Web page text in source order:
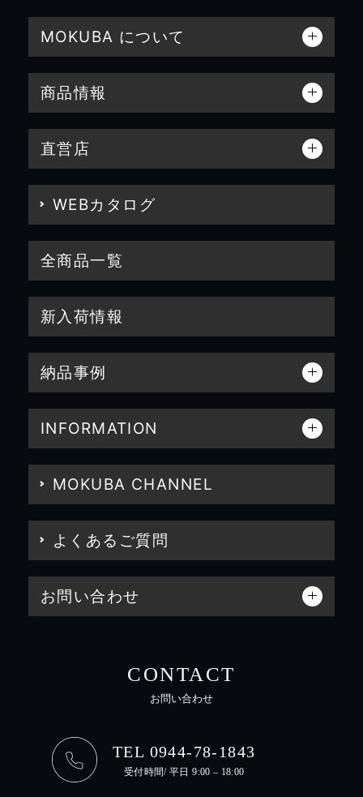
MOKUBA について
商品情報
直営店
WEBカタログ
全商品一覧
新入荷情報
納品事例
INFORMATION
MOKUBA CHANNEL
よくあるご質問
お問い合わせ
CONTACT
お問い合わせ
TEL 0944-78-1843
受付時間/ 平日 9:00 – 18:00